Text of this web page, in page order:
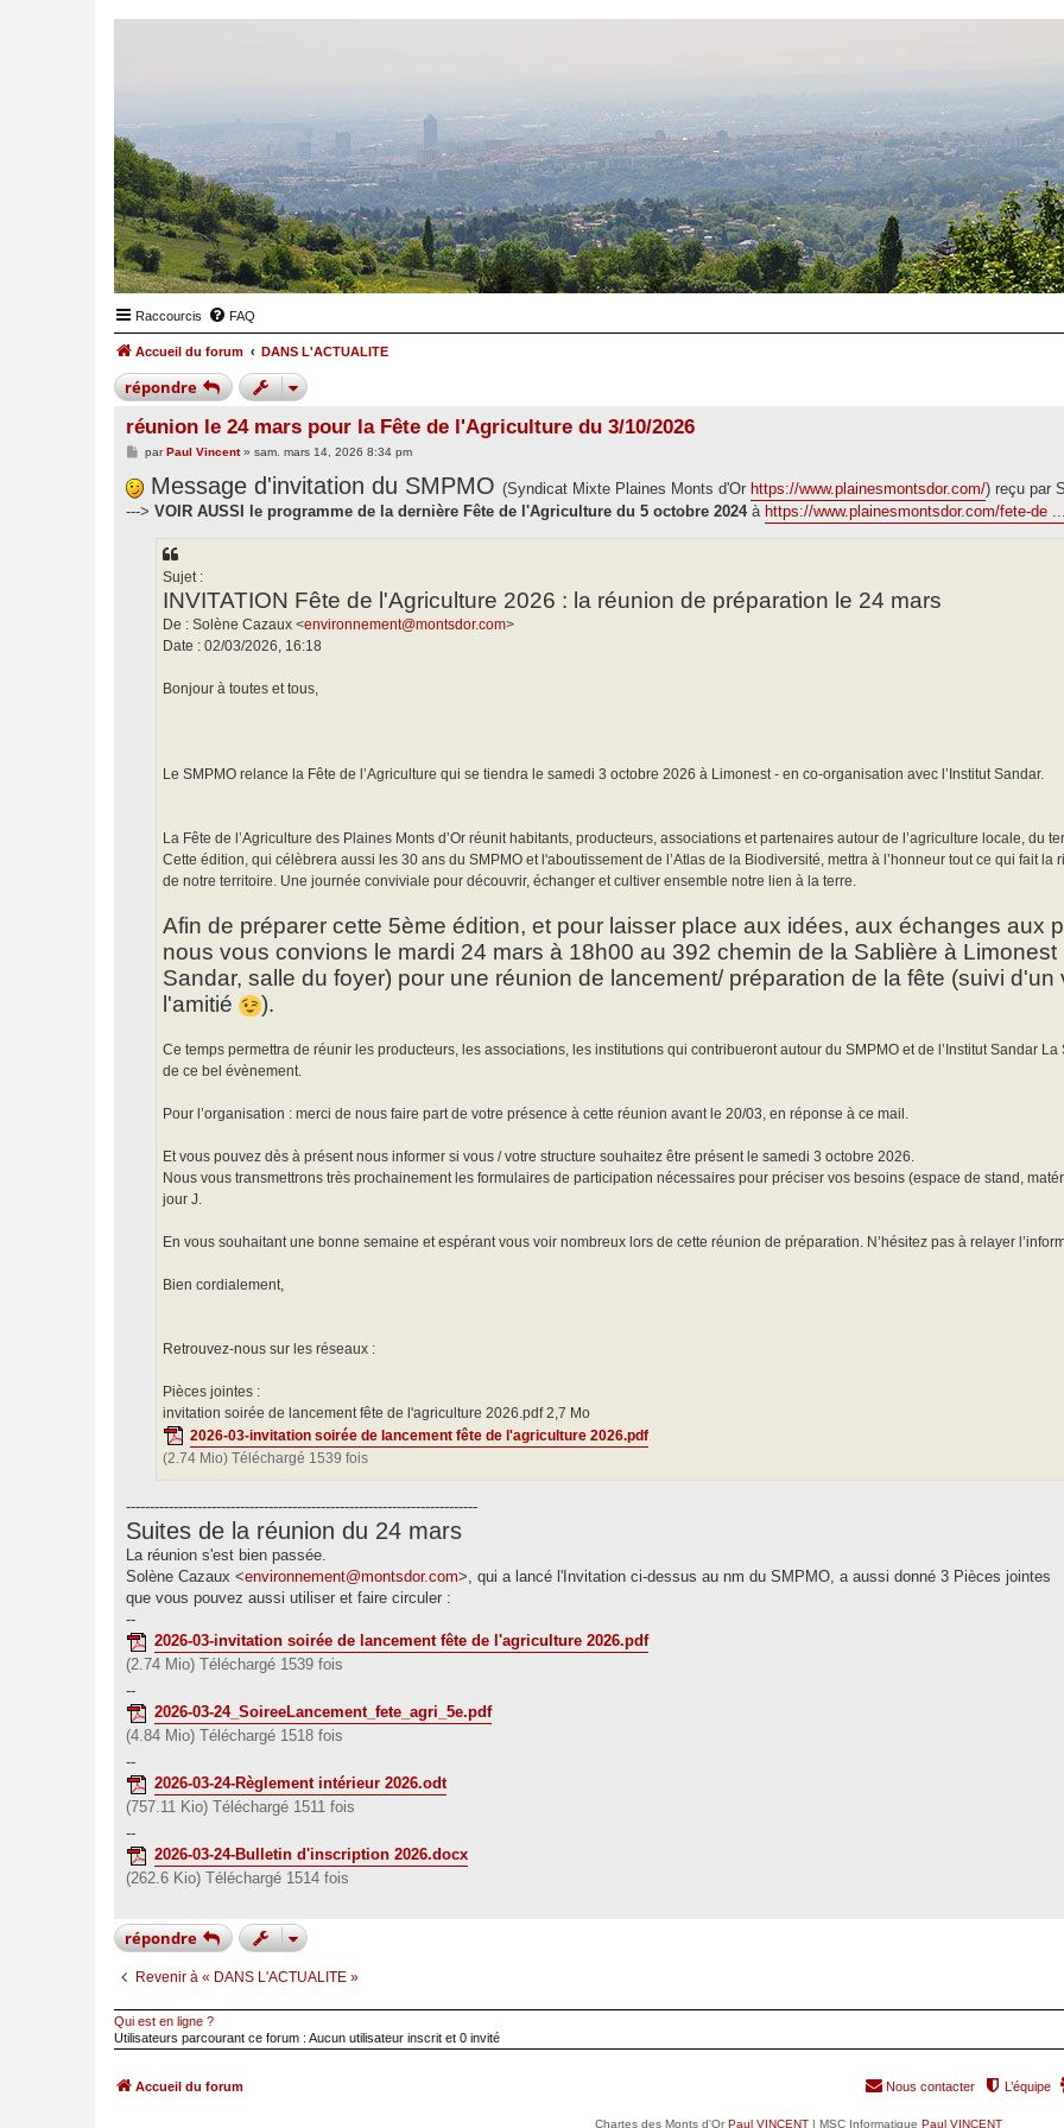
Raccourcis FAQ
Accueil du forum DANS L'ACTUALITE
répondre
réunion le 24 mars pour la Fête de l'Agriculture du 3/10/2026
M
s
s
a
parPaul Vincent» sam. mars 14, 2026 8:34 pm
Message d'invitation du SMPMO (Syndicat Mixte Plaines Monts d'Or https://www.plainesmontsdor.com/) reçu par
---> VOIR AUSSI le programme de la dernière Fête de l'Agriculture du 5 octobre 2024 à https://www.plainesmontsdor.com/fete-de
Sujet :
INVITATION Fête de l'Agriculture 2026 : la réunion de préparation le 24 mars
De : Solène Cazaux <environnement@montsdor.com>
Date : 02/03/2026, 16:18
Bonjour à toutes et tous,
Le SMPMO relance la Fête de l’Agriculture qui se tiendra le samedi 3 octobre 2026 à Limonest - en co-organisation avec l’Institut Sandar.
La Fête de l’Agriculture des Plaines Monts d’Or réunit habitants, producteurs, associations et partenaires autour de l’agriculture locale, du
Cette édition, qui célèbrera aussi les 30 ans du SMPMO et l'aboutissement de l’Atlas de la Biodiversité, mettra à l’honneur tout ce qui fait la
de notre territoire. Une journée conviviale pour découvrir, échanger et cultiver ensemble notre lien à la terre.
Afin de préparer cette 5ème édition, et pour laisser place aux idées, aux échanges aux
nous vous convions le mardi 24 mars à 18h00 au 392 chemin de la Sablière à Limonest
Sandar, salle du foyer) pour une réunion de lancement/ préparation de la fête (suivi d'un
l'amitié
).
Ce temps permettra de réunir les producteurs, les associations, les institutions qui contribueront autour du SMPMO et de l’Institut Sandar
de ce bel évènement.
Pour l’organisation : merci de nous faire part de votre présence à cette réunion avant le 20/03, en réponse à ce mail.
Et vous pouvez dès à présent nous informer si vous / votre structure souhaitez être présent le samedi 3 octobre 2026.
Nous vous transmettrons très prochainement les formulaires de participation nécessaires pour préciser vos besoins (espace de stand,
jour J.
En vous souhaitant une bonne semaine et espérant vous voir nombreux lors de cette réunion de préparation. N’hésitez pas à relayer
Bien cordialement,
Retrouvez-nous sur les réseaux :
Pièces jointes :
invitation soirée de lancement fête de l'agriculture 2026.pdf 2,7 Mo
2026-03-invitation soirée de lancement fête de l'agriculture 2026.pdf
(2.74 Mio) Téléchargé 1539 fois
--------------------------------------------------------------------------
Suites de la réunion du 24 mars
La réunion s'est bien passée.
Solène Cazaux <environnement@montsdor.com>, qui a lancé l'Invitation ci-dessus au nm du SMPMO, a aussi donné 3 Pièces jointes
que vous pouvez aussi utiliser et faire circuler :
--
2026-03-invitation soirée de lancement fête de l'agriculture 2026.pdf
(2.74 Mio) Téléchargé 1539 fois
--
2026-03-24_SoireeLancement_fete_agri_5e.pdf
(4.84 Mio) Téléchargé 1518 fois
--
2026-03-24-Règlement intérieur 2026.odt
(757.11 Kio) Téléchargé 1511 fois
--
2026-03-24-Bulletin d'inscription 2026.docx
(262.6 Kio) Téléchargé 1514 fois
répondre
Revenir à « DANS L'ACTUALITE »
Qui est en ligne ?
Utilisateurs parcourant ce forum : Aucun utilisateur inscrit et 0 invité
Accueil du forum L’équipe
Nous contacter
Chartes des Monts d'OrPaul VINCENT| MSC Informatique Paul VINCENT